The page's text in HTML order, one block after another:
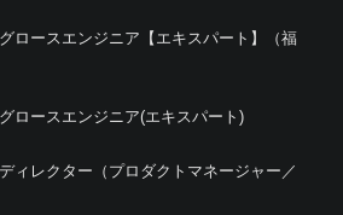
ロースエンジニア【エキスパート】（福
ロースエンジニア(エキスパート)
ィレクター（プロダクトマネージャー／